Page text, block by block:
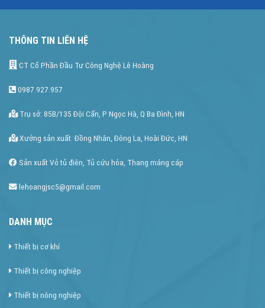
THÔNG TIN LIÊN HỆ
CT Cổ Phần Đầu Tư Công Nghệ Lê Hoàng
0987.927.957
Trụ sở: 85B/135 Đội Cấn, P Ngọc Hà, Q Ba Đình, HN
Xưởng sản xuất: Đồng Nhân, Đông La, Hoài Đức, HN
Sản xuất Vỏ tủ điên, Tủ cứu hỏa, Thang máng cáp
lehoangjsc5@gmail.com
DANH MỤC
Thiết bị cơ khí
Thiết bị công nghiệp
Thiết bị nông nghiệp